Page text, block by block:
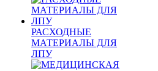
РАСХОДНЫЕ
МАТЕРИАЛЫ ДЛЯ
ЛПУ